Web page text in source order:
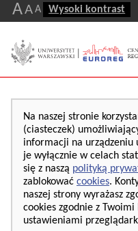
AA A Wysoki kontrast
Na naszej stronie
(ciasteczek)
informacji na urządzeniu
je wyłącznie w celach
się z naszą polityką
zablokować cookies.
naszej strony wyrażasz
cookies zgodnie z Twoimi
ustawieniami